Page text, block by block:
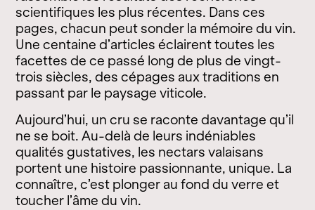
des
origines
à
nos
jours
scientifiques les plus récentes. Dans ces
pages, chacun peut sonder la mémoire du vin.
Une centaine d’articles éclairent toutes les
facettes de ce passé long de plus de vingt-
trois siècles, des cépages aux traditions en
passant par le paysage viticole.
Aujourd’hui, un cru se raconte davantage qu’il
ne se boit. Au-delà de leurs indéniables
qualités gustatives, les nectars valaisans
portent une histoire passionnante, unique. La
connaître, c’est plonger au fond du verre et
toucher l’âme du vin.